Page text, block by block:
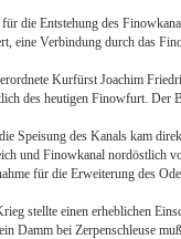
die Entstehung des
eine Verbindung durch das
Kurfürst Joachim
des heutigen Finowfurt. Der
Speisung des Kanals kam
und Finowkanal nordöstlich
für die Erweiterung des
stellte einen erheblichen
Damm bei Zerpenschleuse